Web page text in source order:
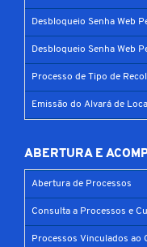
Desbloqueio Senha Web
Desbloqueio Senha Web
Processo de Tipo de
Emissão do Alvará de
ABERTURA E
Abertura de Processos
Consulta a Processos e
Processos Vinculados ao